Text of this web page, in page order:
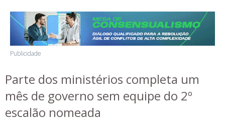
Publicidade
Parte dos ministérios completa um
mês de governo sem equipe do 2º
escalão nomeada